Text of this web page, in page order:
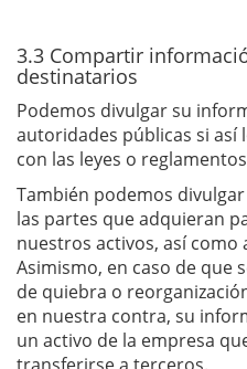
3.3 Compartir
destinatarios
Podemos divulgar su
autoridades públicas si así
con las leyes o
También podemos
las partes que adquieran
nuestros activos, así como
Asimismo, en caso de que
de quiebra o
en nuestra contra, su
un activo de la empresa